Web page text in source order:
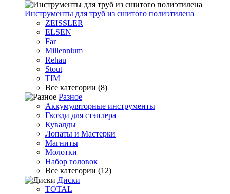
Инструменты для труб из сшитого полиэтилена
ZEISSLER
ELSEN
Far
Millennium
Rehau
Stout
TIM
Все категории (8)
Разное
Аккумуляторные инструменты
Гвозди для стэплера
Кувалды
Лопаты и Мастерки
Магниты
Молотки
Набор головок
Все категории (12)
Диски
TOTAL